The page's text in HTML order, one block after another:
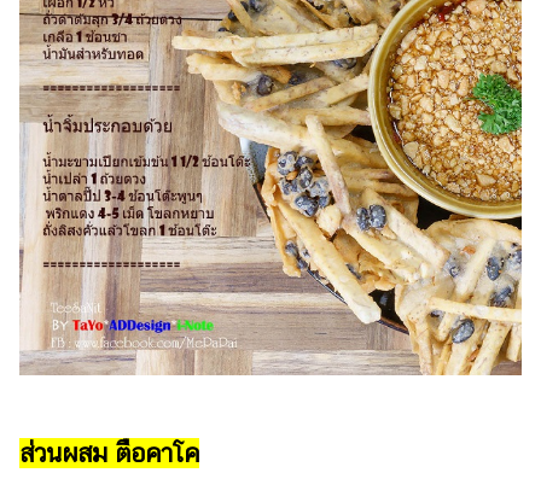
บริการ
แอปฯ
กระปุก
คอร์ส
ออนไลน์
เรียน
เลข
ออนไลน์
ติดต่อ
โฆษณา
ปัญหา
ส่วนผสม ตือคาโค